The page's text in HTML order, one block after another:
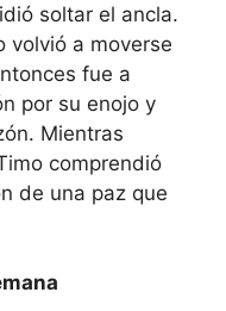
soltar el ancla.
volvió a moverse
fue a
por su enojo y
Mientras
comprendió
de una paz que